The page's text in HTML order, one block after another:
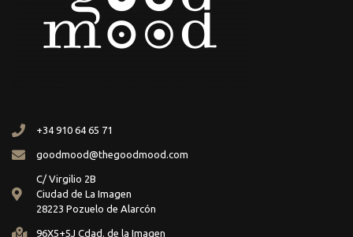
+34 910 64 65 71
goodmood@thegoodmood.com
C/ Virgilio 2B
Ciudad de La Imagen
28223 Pozuelo de Alarcón
96X5+5J Cdad. de la Imagen